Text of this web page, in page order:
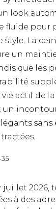
look
fluide pour
La
un
que les
actif de
un
juillet 2026,
à des